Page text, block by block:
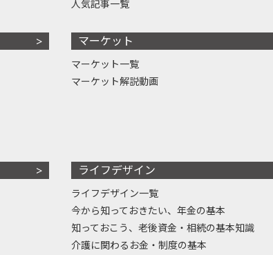
人気記事一覧
マーケット
マーケット一覧
マーケット解説動画
ライフデザイン
ライフデザイン一覧
今から知っておきたい、年金の基本
知っておこう、老後資金・相続の基本知識
介護に関わるお金・制度の基本